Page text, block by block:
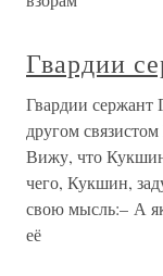
Гвардии
Гвардии
другом
Вижу, что
чего, Кукшин,
свою мысль:– А
её